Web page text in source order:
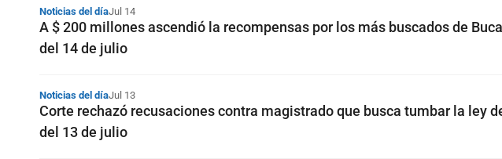
Noticias del díaJul 14
A $ 200 millones ascendió la recompensas por los más buscados de
del 14 de julio
Noticias del díaJul 13
Corte rechazó recusaciones contra magistrado que busca tumbar la ley
del 13 de julio